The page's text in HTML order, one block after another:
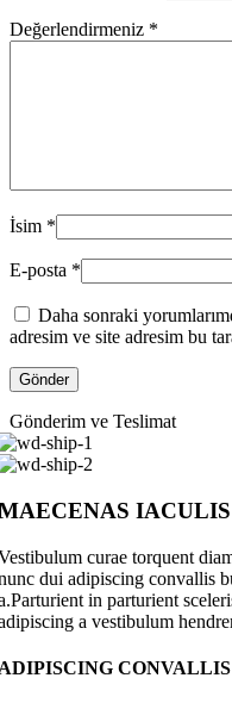
Değerlendirmeniz *
İsim *
E-posta *
Daha sonraki
adresim ve site adresim bu
Gönderim ve Teslimat
IACULIS
curae torquent
dui adipiscing convallis
in parturient
a vestibulum